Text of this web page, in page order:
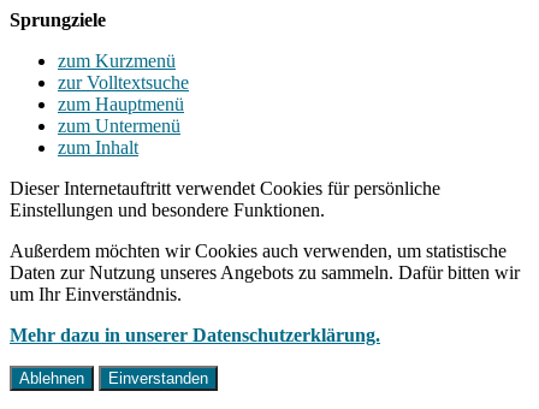
Sprungziele
zum Kurzmenü
zur Volltextsuche
zum Hauptmenü
zum Untermenü
zum Inhalt
Dieser Internetauftritt verwendet Cookies für persönliche
Einstellungen und besondere Funktionen.
Außerdem möchten wir Cookies auch verwenden, um statistische
Daten zur Nutzung unseres Angebots zu sammeln. Dafür bitten wir
um Ihr Einverständnis.
Mehr dazu in unserer Datenschutzerklärung.
Ablehnen Einverstanden